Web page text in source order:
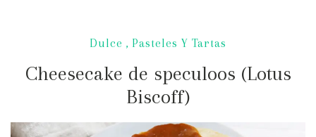
Dulce , Pasteles Y Tartas
Cheesecake de speculoos (Lotus
Biscoff)